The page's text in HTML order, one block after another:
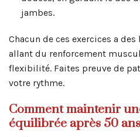
jambes.
Chacun de ces exercices a
allant du renforcement
flexibilité. Faites preuve de
votre rythme.
Comment maintenir
équilibrée après 50 ans